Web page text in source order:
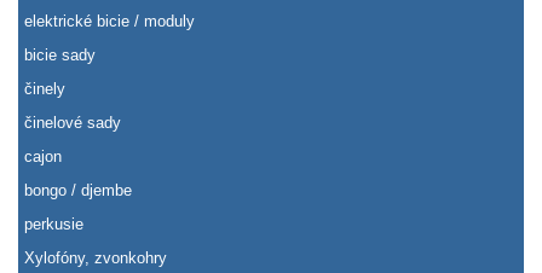
elektrické bicie / moduly
bicie sady
činely
činelové sady
cajon
bongo / djembe
perkusie
Xylofóny, zvonkohry